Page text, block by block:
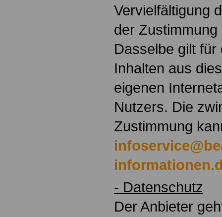
Vervielfältigung
der
Dasselbe gilt
Inhalten aus
eigenen
Nutzers. Die
Zustimmung
- Datenschutz
Der Anbieter